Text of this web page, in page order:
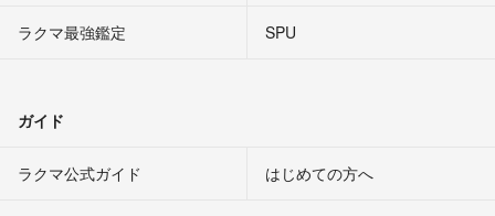
ラクマ最強鑑定
SPU
ガイド
ラクマ公式ガイド はじめての方へ